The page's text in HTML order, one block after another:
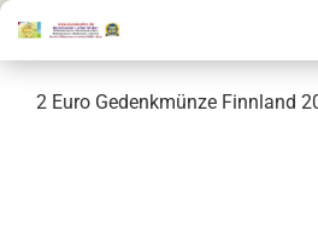
2 Euro Gedenkmünze Finnland